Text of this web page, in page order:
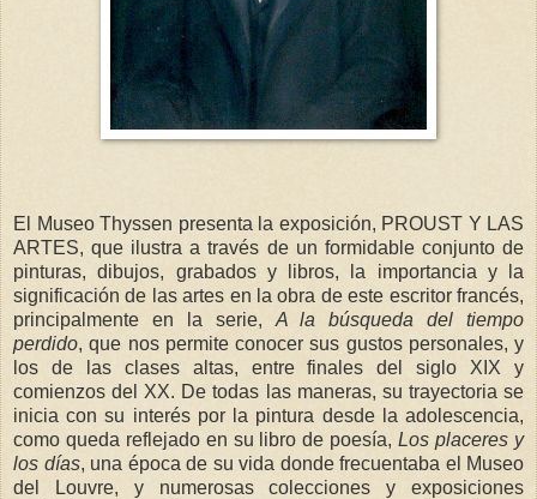
El Museo Thyssen presenta la exposición, PROUST Y LAS
ARTES, que ilustra a través de un formidable conjunto de
pinturas, dibujos, grabados y libros, la importancia y la
significación de las artes en la obra de este escritor francés,
principalmente en la serie, A la búsqueda del tiempo
perdido, que nos permite conocer sus gustos personales, y
los de las clases altas, entre finales del siglo XIX y
comienzos del XX. De todas las maneras, su trayectoria se
inicia con su interés por la pintura desde la adolescencia,
como queda reflejado en su libro de poesía,Los placeres y
los días, una época de su vida donde frecuentaba el Museo
del Louvre, y numerosas colecciones y exposiciones